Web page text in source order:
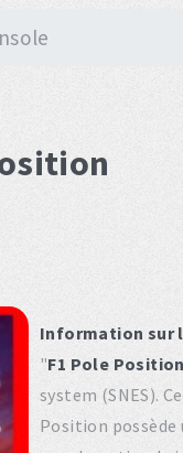
Information sur
"F1 Pole Position
system (SNES).
Position possède